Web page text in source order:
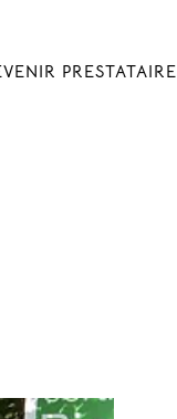
PRESTATAIRE